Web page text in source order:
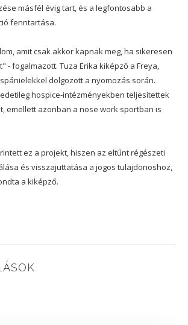
másfél évig tart, és a legfontosabb a
fenntartása.
amit csak akkor kapnak meg, ha sikeresen
- fogalmazott. Tuza Erika kiképző a Freya,
dolgozott a nyomozás során.
hospice-intézményekben teljesítettek
emellett azonban a nose work sportban is
ez a projekt, hiszen az eltűnt régészeti
és visszajuttatása a jogos tulajdonoshoz,
a kiképző.